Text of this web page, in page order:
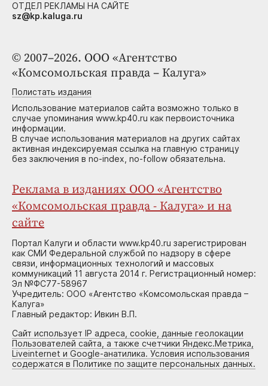
© 2007–2026. ООО «Агентство
«Комсомольская правда – Калуга»
Полистать издания
Использование материалов сайта возможно только в
случае упоминания www.kp40.ru как первоисточника
информации.
В случае использования материалов на других сайтах
активная индексируемая ссылка на главную страницу
без заключения в no-index, no-follow обязательна.
Реклама в изданиях ООО «Агентство
«Комсомольская правда - Калуга» и на
сайте
Портал Калуги и области www.kp40.ru зарегистрирован
как СМИ Федеральной службой по надзору в сфере
связи, информационных технологий и массовых
коммуникаций 11 августа 2014 г. Регистрационный номер:
Эл №ФС77-58967
Учредитель: ООО «Агентство «Комсомольская правда –
Калуга»
Главный редактор: Ивкин В.П.
Сайт использует IP адреса, cookie, данные геолокации
Пользователей сайта, а также счетчики Яндекс.Метрика,
Liveinternet и Google-анатилика. Условия использования
содержатся в Политике по защите персональных данных.
ОТДЕЛ РЕКЛАМЫ НА САЙТЕ
sz@kp.kaluga.ru